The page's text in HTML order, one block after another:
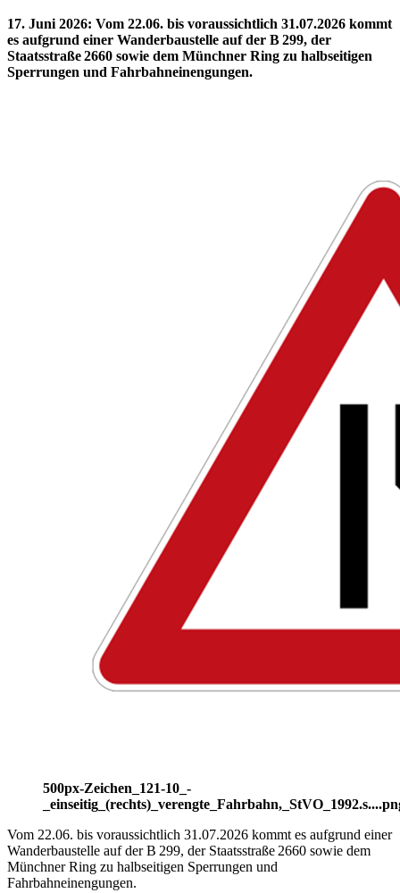
17. Juni 2026: Vom 22.06. bis voraussichtlich 31.07.2026 kommt
es aufgrund einer Wanderbaustelle auf der B 299, der
Staatsstraße 2660 sowie dem Münchner Ring zu halbseitigen
Sperrungen und Fahrbahneinengungen.
500px-Zeichen_121-10_-
Vom 22.06. bis voraussichtlich 31.07.2026 kommt es aufgrund einer
Wanderbaustelle auf der B 299, der Staatsstraße 2660 sowie dem
Münchner Ring zu halbseitigen Sperrungen und
Fahrbahneinengungen.